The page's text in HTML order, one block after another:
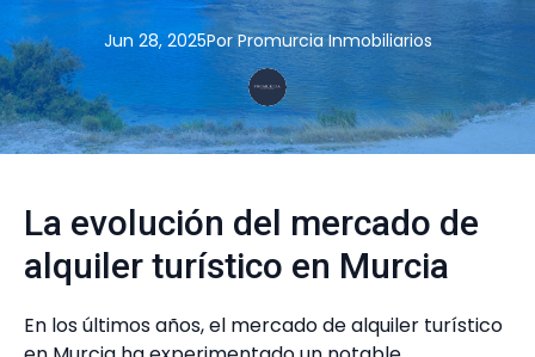
Jun 28, 2025Por Promurcia Inmobiliarios
La evolución del mercado de
alquiler turístico en Murcia
En los últimos años, el mercado de alquiler turístico